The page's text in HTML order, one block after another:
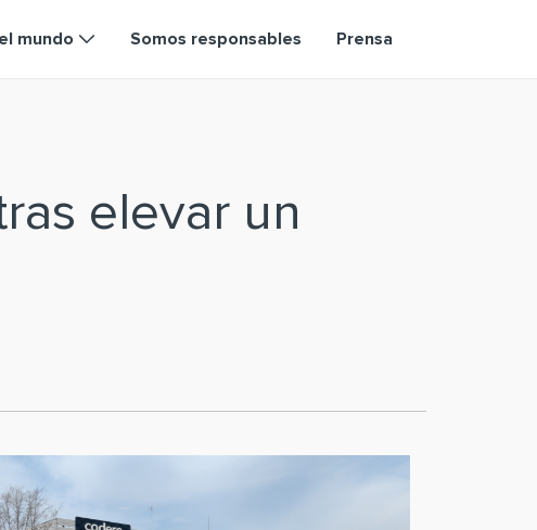
mundo Somos responsables Prensa
elevar un